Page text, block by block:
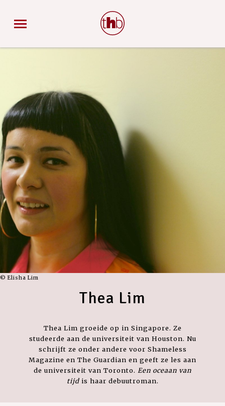
© Elisha Lim
Thea Lim
Thea Lim groeide op in Singapore. Ze
studeerde aan de universiteit van Houston. Nu
schrijft ze onder andere voor Shameless
Magazine en The Guardian en geeft ze les aan
de universiteit van Toronto. Een oceaan van
tijd is haar debuutroman.